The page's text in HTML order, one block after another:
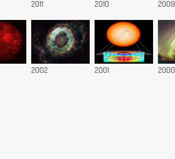
2011 2010 2009
2002 2001 2000